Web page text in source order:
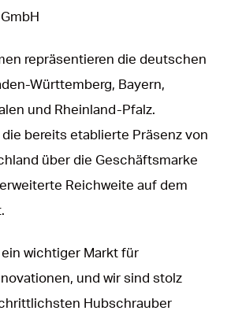
repräsentieren die deutschen
Württemberg, Bayern,
und Rheinland-Pfalz.
bereits etablierte Präsenz von
über die Geschäftsmarke
Reichweite auf dem
wichtiger Markt für
und wir sind stolz
Hubschrauber